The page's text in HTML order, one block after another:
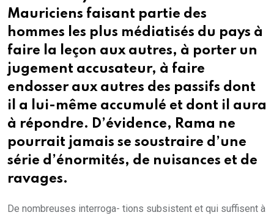
Mauriciens faisant partie des
hommes les plus médiatisés du pays à
faire la leçon aux autres, à porter un
jugement accusateur, à faire
endosser aux autres des passifs dont
il a lui-même accumulé et dont il aura
à répondre. D’évidence, Rama ne
pourrait jamais se soustraire d’une
série d’énormités, de nuisances et de
ravages.
De nombreuses interroga- tions subsistent et qui suffisent à